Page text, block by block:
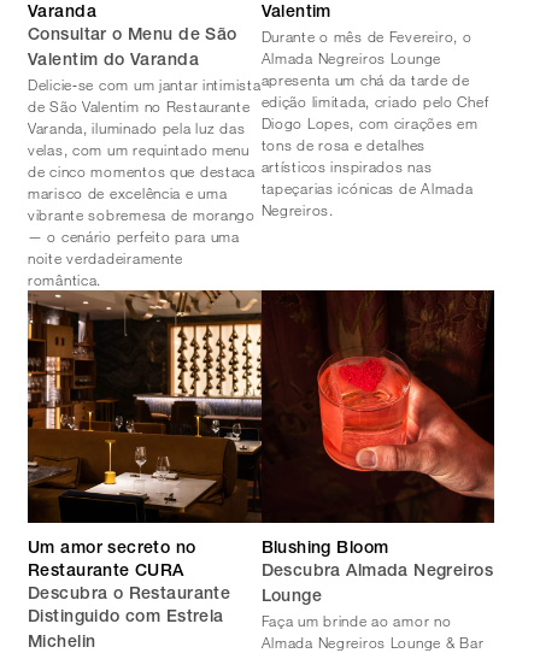
Varanda
Consultar o Menu de São
Valentim do Varanda
Delicie‑se com um jantar intimista
de São Valentim no Restaurante
Varanda, iluminado pela luz das
velas, com um requintado menu
de cinco momentos que destaca
marisco de excelência e uma
vibrante sobremesa de morango
— o cenário perfeito para uma
noite verdadeiramente
romântica.
Valentim
Durante o mês de Fevereiro, o
Almada Negreiros Lounge
apresenta um chá da tarde de
edição limitada, criado pelo Chef
Diogo Lopes, com cirações em
tons de rosa e detalhes
artísticos inspirados nas
tapeçarias icónicas de Almada
Negreiros.
Um amor secreto no
Restaurante CURA
Descubra o Restaurante
Distinguido com Estrela
Michelin
Blushing Bloom
Descubra Almada Negreiros
Lounge
Faça um brinde ao amor no
Almada Negreiros Lounge & Bar